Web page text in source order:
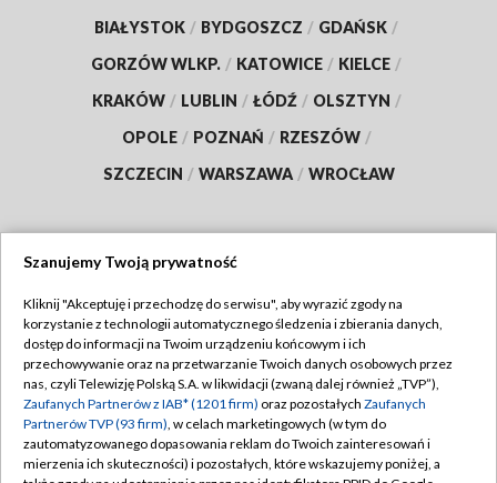
BIAŁYSTOK / BYDGOSZCZ / GDAŃSK /
GORZÓW WLKP. / KATOWICE / KIELCE /
KRAKÓW / LUBLIN / ŁÓDŹ / OLSZTYN /
OPOLE / POZNAŃ / RZESZÓW /
SZCZECIN / WARSZAWA / WROCŁAW
TVP
Abonament TVP
Emisja w TVP
Centrum informacji TVP
Naziemna Telewizja Cyfrowa
Regulamin TVP
Polityka prywatności
Moje zgody
Pomoc
Szanujemy Twoją prywatność
Kliknij "Akceptuję i przechodzę do serwisu", aby wyrazić zgody na
korzystanie z technologii automatycznego śledzenia i zbierania danych,
dostęp do informacji na Twoim urządzeniu końcowym i ich
przechowywanie oraz na przetwarzanie Twoich danych osobowych przez
nas, czyli Telewizję Polską S.A. w likwidacji (zwaną dalej również „TVP”),
Zaufanych Partnerów z IAB* (1201 firm) oraz pozostałych Zaufanych
Partnerów TVP (93 firm), w celach marketingowych (w tym do
zautomatyzowanego dopasowania reklam do Twoich zainteresowań i
mierzenia ich skuteczności) i pozostałych, które wskazujemy poniżej, a